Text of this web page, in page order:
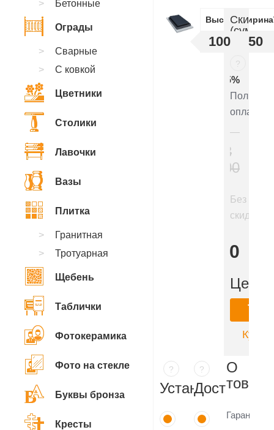
ВысотаШирина
100 50
Скидки
:
?
5%
Полная
оплата
33
300
Без
скидки
600
Цена:
?
Установка
?
Доставка
О
товаре
Гарантия
Бетонные
Ограды
Сварные
С ковкой
Цветники
Столики
Лавочки
Вазы
Плитка
Гранитная
Тротуарная
Щебень
Таблички
Фотокерамика
Фото на стекле
Буквы бронза
Кресты